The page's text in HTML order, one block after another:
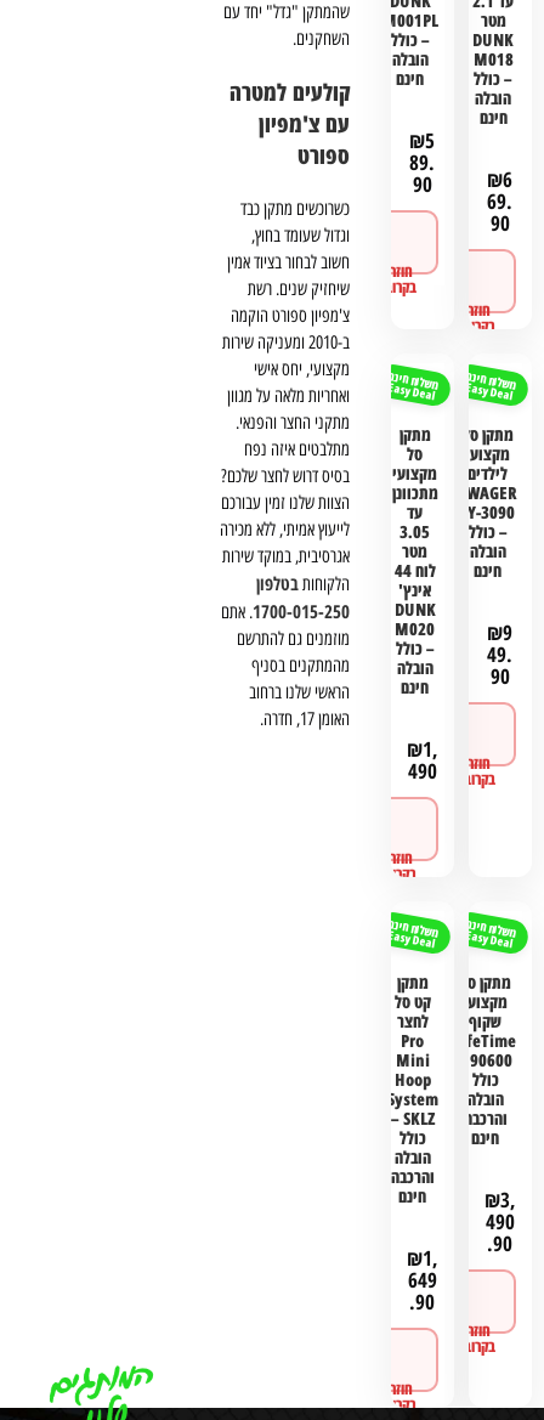
מטר
DUNK
M018
– כולל
הובלה
חינם
₪6
69.
90
M001PL
– כולל
הובלה
חינם
₪5
89.
90
משלוח חינם
Easy Deal
מתקן סל
מקצועי
לילדים
SWAGER
ZY-3090
– כולל
הובלה
חינם
₪9
49.
90
משלוח חינם
Easy Deal
מתקן
סל
מקצועי
מתכוונן
עד
3.05
מטר
לוח 44
אינץ'
DUNK
M020
– כולל
הובלה
חינם
₪1,
490
משלוח חינם
Easy Deal
מתקן סל
מקצועי
שקוף
LifeTime
כולל
הובלה
והרכבה
חינם
₪3,
490
.90
משלוח חינם
Easy Deal
מתקן
קט סל
לחצר
Pro
Mini
Hoop
System
SKLZ –
כולל
הובלה
והרכבה
חינם
₪1,
649
.90
שהמתקן "גדל" יחד עם
השחקנים.
קולעים למטרה
עם צ'מפיון
ספורט
כשרוכשים מתקן כבד
וגדול שעומד בחוץ,
חשוב לבחור בציוד אמין
שיחזיק שנים. רשת
צ'מפיון ספורט הוקמה
ב-2010 ומעניקה שירות
מקצועי, יחס אישי
ואחריות מלאה על מגוון
מתקני החצר והפנאי.
מתלבטים איזה נפח
בסיס דרוש לחצר שלכם?
הצוות שלנו זמין עבורכם
לייעוץ אמיתי, ללא מכירה
אגרסיבית, במוקד שירות
הלקוחותבטלפון
1700-015-250. אתם
מוזמנים גם להתרשם
מהמתקנים בסניף
הראשי שלנו ברחוב
האומן 17, חדרה.